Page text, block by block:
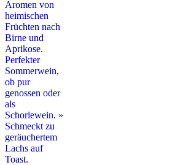
Aromen von
heimischen
Früchten nach
Birne und
Aprikose.
Perfekter
Sommerwein,
ob pur
genossen oder
als
Schorlewein. »
Schmeckt zu
geräuchertem
Lachs auf
Toast.